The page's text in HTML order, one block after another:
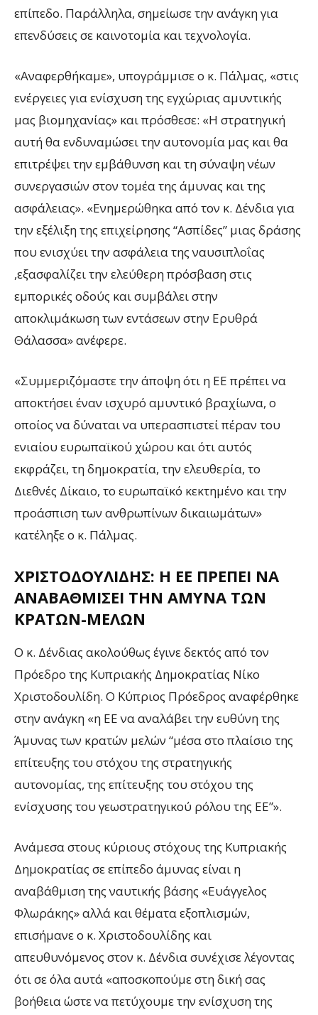
επίπεδο. Παράλληλα, σημείωσε την ανάγκη για
επενδύσεις σε καινοτομία και τεχνολογία.
«Αναφερθήκαμε», υπογράμμισε ο κ. Πάλμας, «στις
ενέργειες για ενίσχυση της εγχώριας αμυντικής
μας βιομηχανίας» και πρόσθεσε: «Η στρατηγική
αυτή θα ενδυναμώσει την αυτονομία μας και θα
επιτρέψει την εμβάθυνση και τη σύναψη νέων
συνεργασιών στον τομέα της άμυνας και της
ασφάλειας». «Ενημερώθηκα από τον κ. Δένδια για
την εξέλιξη της επιχείρησης “Ασπίδες” μιας δράσης
που ενισχύει την ασφάλεια της ναυσιπλοΐας
,εξασφαλίζει την ελεύθερη πρόσβαση στις
εμπορικές οδούς και συμβάλει στην
αποκλιμάκωση των εντάσεων στην Ερυθρά
Θάλασσα» ανέφερε.
«Συμμεριζόμαστε την άποψη ότι η ΕΕ πρέπει να
αποκτήσει έναν ισχυρό αμυντικό βραχίωνα, ο
οποίος να δύναται να υπερασπιστεί πέραν του
ενιαίου ευρωπαϊκού χώρου και ότι αυτός
εκφράζει, τη δημοκρατία, την ελευθερία, το
Διεθνές Δίκαιο, το ευρωπαϊκό κεκτημένο και την
προάσπιση των ανθρωπίνων δικαιωμάτων»
κατέληξε ο κ. Πάλμας.
ΧΡΙΣΤΟΔΟΥΛΊΔΗΣ: Η ΕΕ ΠΡΈΠΕΙ ΝΑ
ΑΝΑΒΑΘΜΊΣΕΙ ΤΗΝ ΆΜΥΝΑ ΤΩΝ
ΚΡΑΤΏΝ-ΜΕΛΏΝ
Ο κ. Δένδιας ακολούθως έγινε δεκτός από τον
Πρόεδρο της Κυπριακής Δημοκρατίας Νίκο
Χριστοδουλίδη. Ο Κύπριος Πρόεδρος αναφέρθηκε
στην ανάγκη «η ΕΕ να αναλάβει την ευθύνη της
Άμυνας των κρατών μελών “μέσα στο πλαίσιο της
επίτευξης του στόχου της στρατηγικής
αυτονομίας, της επίτευξης του στόχου της
ενίσχυσης του γεωστρατηγικού ρόλου της ΕΕ”».
Ανάμεσα στους κύριους στόχους της Κυπριακής
Δημοκρατίας σε επίπεδο άμυνας είναι η
αναβάθμιση της ναυτικής βάσης «Ευάγγελος
Φλωράκης» αλλά και θέματα εξοπλισμών,
επισήμανε ο κ. Χριστοδουλίδης και
απευθυνόμενος στον κ. Δένδια συνέχισε λέγοντας
ότι σε όλα αυτά «αποσκοπούμε στη δική σας
βοήθεια ώστε να πετύχουμε την ενίσχυση της